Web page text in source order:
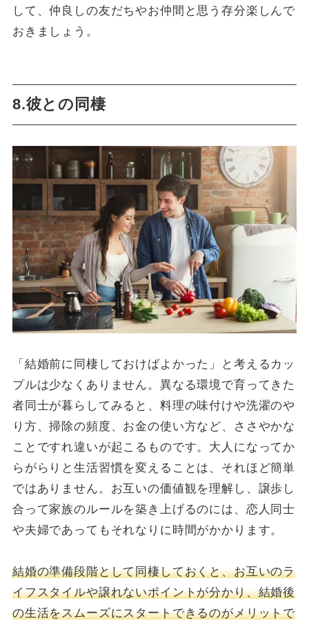
して、仲良しの友だちやお仲間と思う存分楽しんで
おきましょう。
8.彼との同棲
「結婚前に同棲しておけばよかった」と考えるカッ
プルは少なくありません。異なる環境で育ってきた
者同士が暮らしてみると、料理の味付けや洗濯のや
り方、掃除の頻度、お金の使い方など、ささやかな
ことですれ違いが起こるものです。大人になってか
らがらりと生活習慣を変えることは、それほど簡単
ではありません。お互いの価値観を理解し、譲歩し
合って家族のルールを築き上げるのには、恋人同士
や夫婦であってもそれなりに時間がかかります。
結婚の準備段階として同棲しておくと、お互いのラ
イフスタイルや譲れないポイントが分かり、結婚後
の生活をスムーズにスタートできるのがメリットで